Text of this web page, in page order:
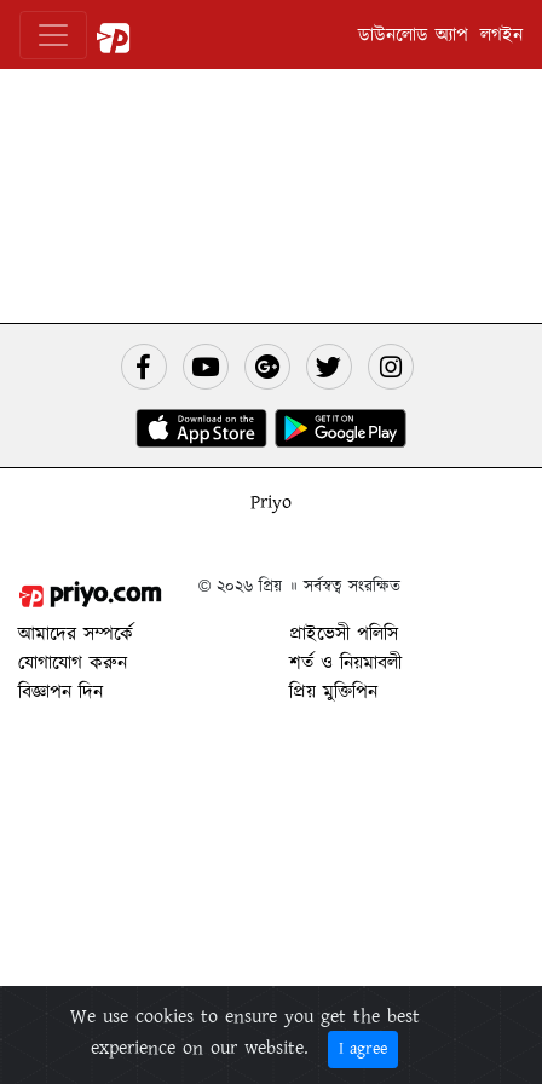
ডাউনলোড অ্যাপ লগইন
Priyo
© ২০২৬ প্রিয় ॥ সর্বস্বত্ব সংরক্ষিত
আমাদের সম্পর্কে
যোগাযোগ করুন
বিজ্ঞাপন দিন
প্রাইভেসী পলিসি
শর্ত ও নিয়মাবলী
প্রিয় মুক্তিপিন
We use cookies to ensure you get the best
experience on our website.
I agree